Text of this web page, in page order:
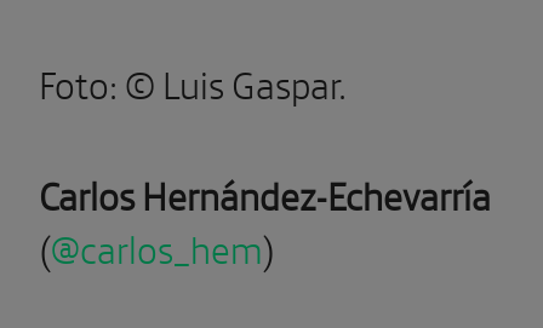
Foto: © Luis Gaspar.
Carlos Hernández-Echevarría
(@carlos_hem)